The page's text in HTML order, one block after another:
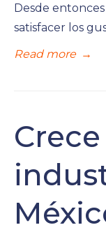
Desde
satisfacer los
Read more →